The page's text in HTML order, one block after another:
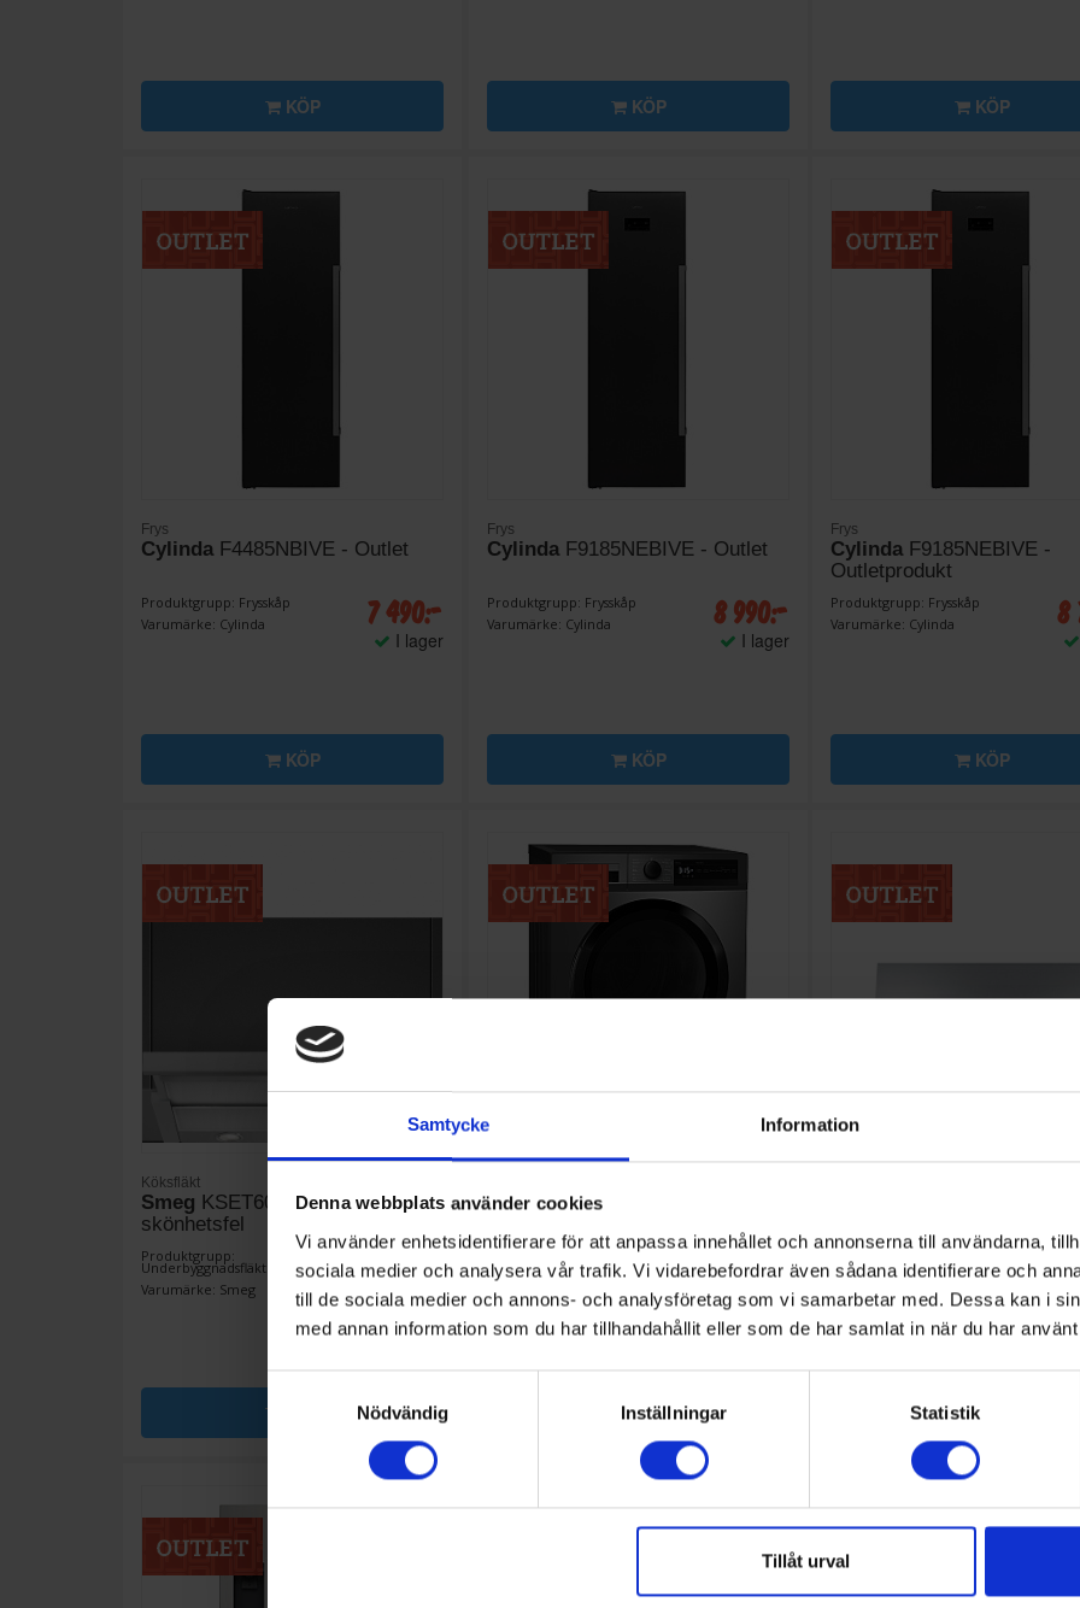
Samtycke Information
Denna webbplats använder cookies
Vi använder enhetsidentifierare för att anpassa innehållet och annonserna till användarna,
sociala medier och analysera vår trafik. Vi vidarebefordrar även sådana identifierare och
till de sociala medier och annons- och analysföretag som vi samarbetar med. Dessa kan i
med annan information som du har tillhandahållit eller som de har samlat in när du har
Samtyckesval
Nödvändig
Inställningar Statistik
Tillåt urval
KÖP KÖP KÖP
Frys
Cylinda F4485NBIVE - Outlet
Produktgrupp: Frysskåp
Varumärke: Cylinda
7 490:-
I lager
KÖP
Frys
Cylinda F9185NEBIVE - Outlet
Produktgrupp: Frysskåp
Varumärke: Cylinda
8 990:-
I lager
KÖP
Frys
Cylinda F9185NEBIVE -
Outletprodukt
Produktgrupp: Frysskåp
Varumärke: Cylinda
8
KÖP
Köksfläkt
Smeg KSET600XE - Outlet med
skönhetsfel
Produktgrupp:
Underbyggnadsfläkt
Varumärke: Smeg
3 990:-
I lager
GramTLS 7853-92 BI - Outlet
Värmepumpstorktumlare
Varumärke: Gram
5 990:-
I lager
KÖP
underbyggd
Varumärke: Samsung
3
KÖP